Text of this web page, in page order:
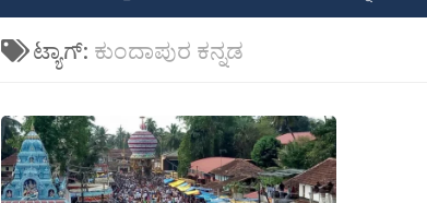
ಟ್ಯಾಗ್: ಕುಂದಾಪುರ ಕನ್ನಡ